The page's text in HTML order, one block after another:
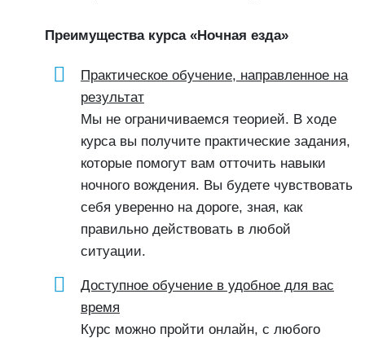
Преимущества курса «Ночная езда»
Практическое обучение, направленное на
результат
Мы не ограничиваемся теорией. В ходе
курса вы получите практические задания,
которые помогут вам отточить навыки
ночного вождения. Вы будете чувствовать
себя уверенно на дороге, зная, как
правильно действовать в любой
ситуации.
Доступное обучение в удобное для вас
время
Курс можно пройти онлайн, с любого